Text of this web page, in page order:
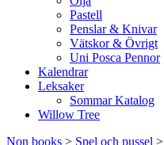
Pastell
Penslar & Knivar
Vätskor & Övrigt
Uni Posca Pennor
Kalendrar
Leksaker
Sommar Katalog
Willow Tree
Non books > Spel och pussel >